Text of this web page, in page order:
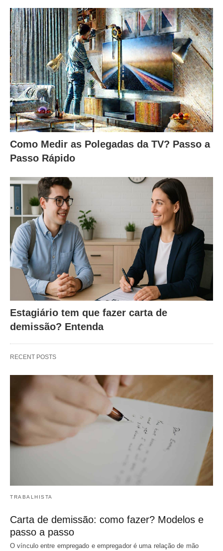
Como Medir as Polegadas da TV? Passo a
Passo Rápido
Estagiário tem que fazer carta de
demissão? Entenda
RECENT POSTS
TRABALHISTA
Carta de demissão: como fazer? Modelos e
passo a passo
O vínculo entre empregado e empregador é uma relação de mão